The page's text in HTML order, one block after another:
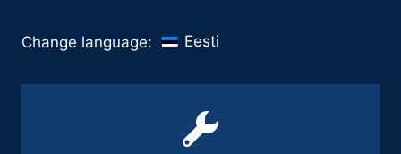
Change language: Eesti